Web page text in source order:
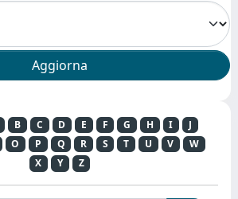
B C D E F G H I
J
O P Q R S T U V
W
X
Y Z